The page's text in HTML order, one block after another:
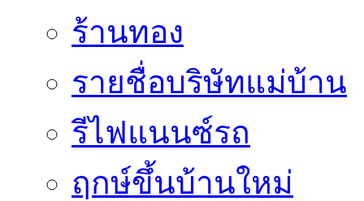
ร้านทอง
รายชื่อบริษัทแม่บ้าน
รีไฟแนนซ์รถ
ฤกษ์ขึ้นบ้านใหม่